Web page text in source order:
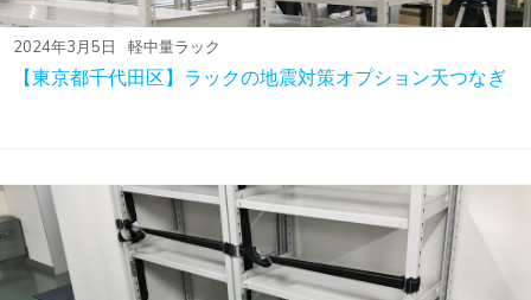
2024年3月5日 軽中量ラック
【東京都千代田区】ラックの地震対策オプション天つなぎ